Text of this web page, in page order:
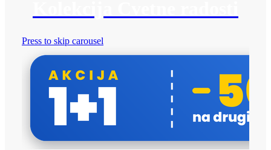
Press to skip carousel